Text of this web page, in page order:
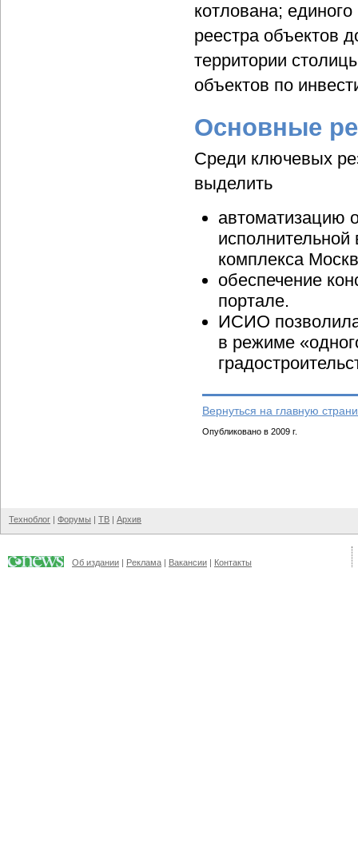
котлована;
реестра объектов
территории
объектов по
Основные
Среди ключевых
выделить
автоматизацию
исполнительной
комплекса
обеспечение
портале.
ИСИО позволила
в режиме
Вернуться на главную
Опубликовано в 2009 г.
Техноблог | Форумы | ТВ | Архив
Об издании | Реклама | Вакансии | Контакты